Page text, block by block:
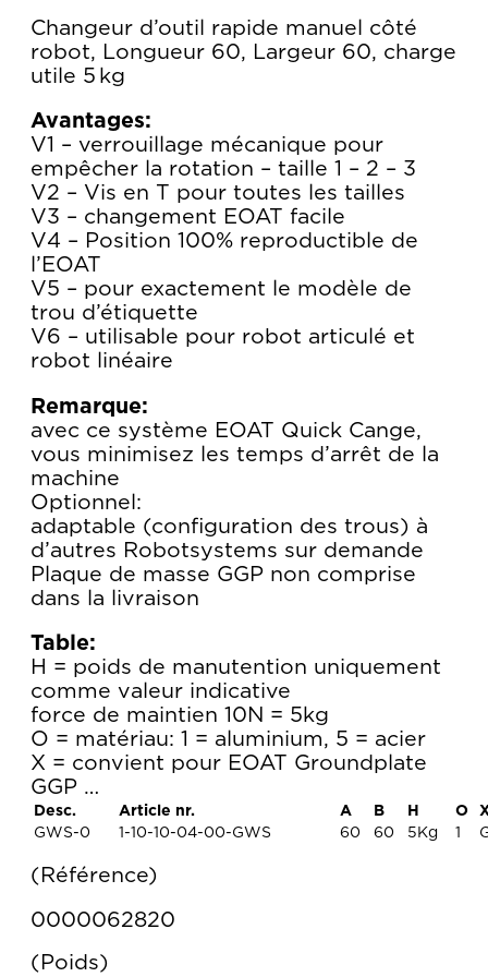
Changeur d’outil rapide manuel côté
robot, Longueur 60, Largeur 60, charge
utile 5 kg
Avantages:
V1 – verrouillage mécanique pour
empêcher la rotation – taille 1 – 2 – 3
V2 – Vis en T pour toutes les tailles
V3 – changement EOAT facile
V4 – Position 100% reproductible de
l’EOAT
V5 – pour exactement le modèle de
trou d’étiquette
V6 – utilisable pour robot articulé et
robot linéaire
Remarque:
avec ce système EOAT Quick Cange,
vous minimisez les temps d’arrêt de la
machine
Optionnel:
adaptable (configuration des trous) à
d’autres Robotsystems sur demande
Plaque de masse GGP non comprise
dans la livraison
Table:
H = poids de manutention uniquement
comme valeur indicative
force de maintien 10N = 5kg
O = matériau: 1 = aluminium, 5 = acier
X = convient pour EOAT Groundplate
GGP …
Desc. Article nr. A B H O
GWS-0
1-10-10-04-00-GWS 60 60 5Kg 1
Référence
0000062820
Poids